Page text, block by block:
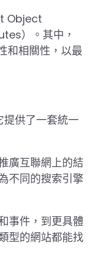
Object
）。其中，
和相關性，以最
供了一套統一
廣互聯網上的結
不同的搜索引擎
事件，到更具體
型的網站都能找